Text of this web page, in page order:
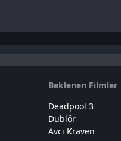
Beklenen Filmler
Deadpool 3
Dublör
Avcı Kraven